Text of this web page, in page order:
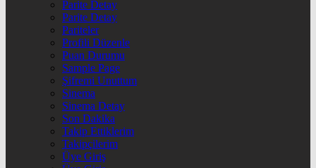
Parite Detay
Parite Detay
Pariteler
Profili Düzenle
Puan Durumu
Sample Page
Şifremi Unuttum
Sinema
Sinema Detay
Son Dakika
Takip Ettiklerim
Takipçilerim
Üye Giriş